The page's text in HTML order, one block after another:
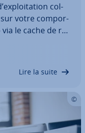
col­
votre com­por­
le cache de ré­
Cependant,
Lire la suite